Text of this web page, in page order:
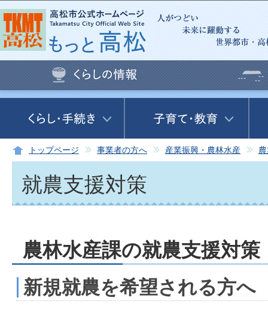
この
トップページ 事業者の方へ 産業振興・農林水産
就農支援対策
農林水産課の就農支援対策
新規就農を希望される方へ